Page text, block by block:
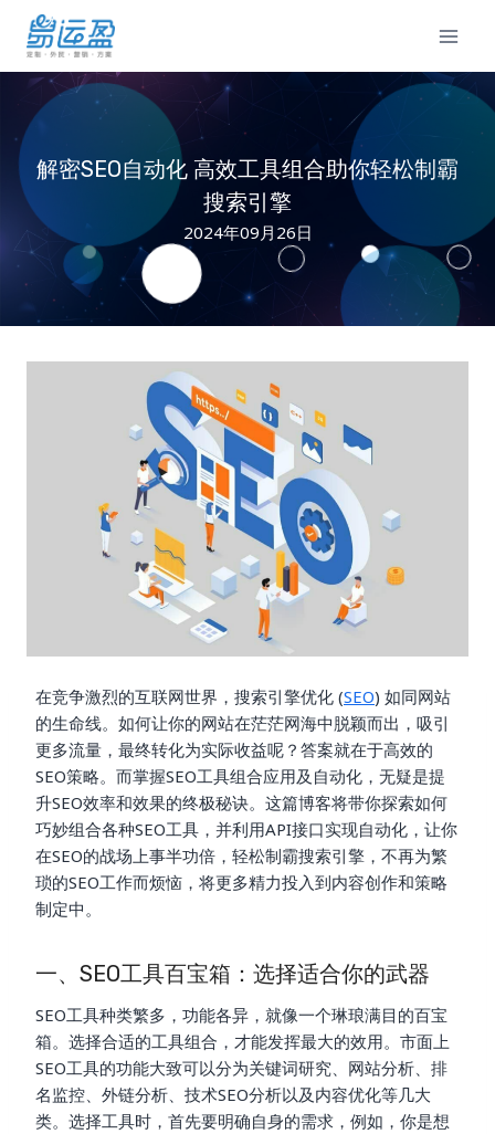
解密SEO自动化 高效工具组合助你轻松制霸
搜索引擎
2024年09月26日
在竞争激烈的互联网世界，搜索引擎优化 (SEO) 如同网站
的生命线。如何让你的网站在茫茫网海中脱颖而出，吸引
更多流量，最终转化为实际收益呢？答案就在于高效的
SEO策略。而掌握SEO工具组合应用及自动化，无疑是提
升SEO效率和效果的终极秘诀。这篇博客将带你探索如何
巧妙组合各种SEO工具，并利用API接口实现自动化，让你
在SEO的战场上事半功倍，轻松制霸搜索引擎，不再为繁
琐的SEO工作而烦恼，将更多精力投入到内容创作和策略
制定中。
一、SEO工具百宝箱：选择适合你的武器
SEO工具种类繁多，功能各异，就像一个琳琅满目的百宝
箱。选择合适的工具组合，才能发挥最大的效用。市面上
SEO工具的功能大致可以分为关键词研究、网站分析、排
名监控、外链分析、技术SEO分析以及内容优化等几大
类。选择工具时，首先要明确自身的需求，例如，你是想